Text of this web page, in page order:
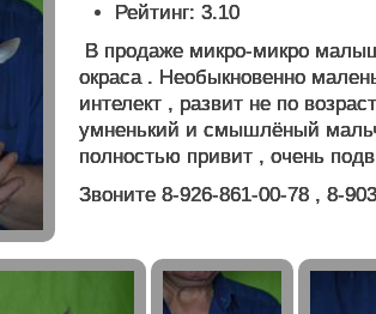
Рейтинг: 3.10
В продаже микро-микро
окраса . Необыкновенно
интелект , развит не по
умненький и смышлёный
полностью привит , очень
Звоните 8-926-861-00-78 , 8-